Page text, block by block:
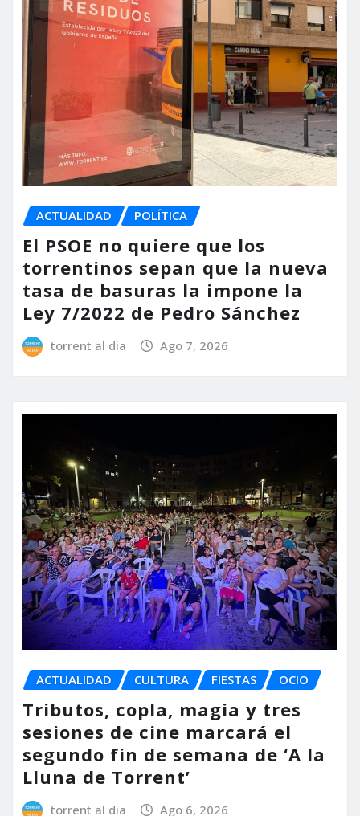
ACTUALIDAD POLÍTICA
El PSOE no quiere que los
torrentinos sepan que la nueva
tasa de basuras la impone la
Ley 7/2022 de Pedro Sánchez
torrent al dia Ago 7, 2026
ACTUALIDAD CULTURA FIESTAS OCIO
Tributos, copla, magia y tres
sesiones de cine marcará el
segundo fin de semana de ‘A la
Lluna de Torrent’
torrent al dia Ago 6, 2026